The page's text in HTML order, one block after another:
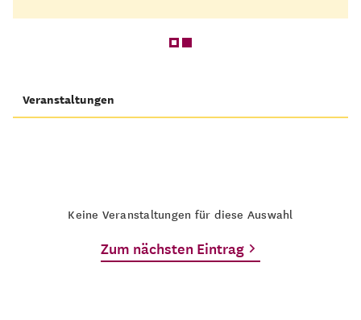
Veranstaltungen
Keine Veranstaltungen für diese Auswahl
Zum nächsten Eintrag